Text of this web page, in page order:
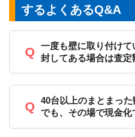
するよくあるQ&A
一度も壁に取り付け
封してある場合は査定
40台以上のまとまっ
でも、その場で現金化